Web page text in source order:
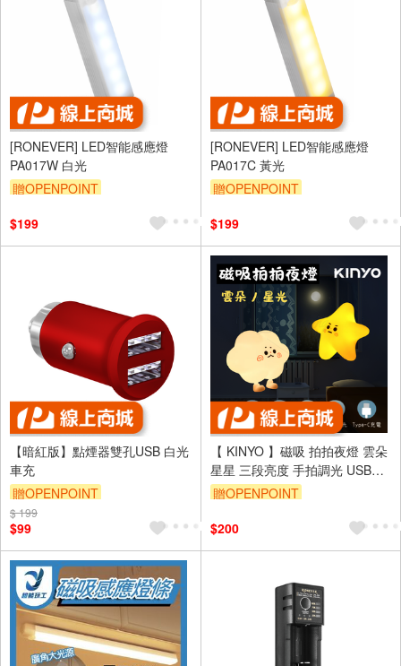
[RONEVER] LED智能感應燈
PA017W 白光
贈OPENPOINT
$199
[RONEVER] LED智能感應燈
PA017C 黃光
贈OPENPOINT
$199
【暗紅版】點煙器雙孔USB 白光
車充
贈OPENPOINT
$ 199
$99
【 KINYO 】磁吸 拍拍夜燈 雲朵
星星 三段亮度 手拍調光 USB充
電 拍拍燈
贈OPENPOINT
$200